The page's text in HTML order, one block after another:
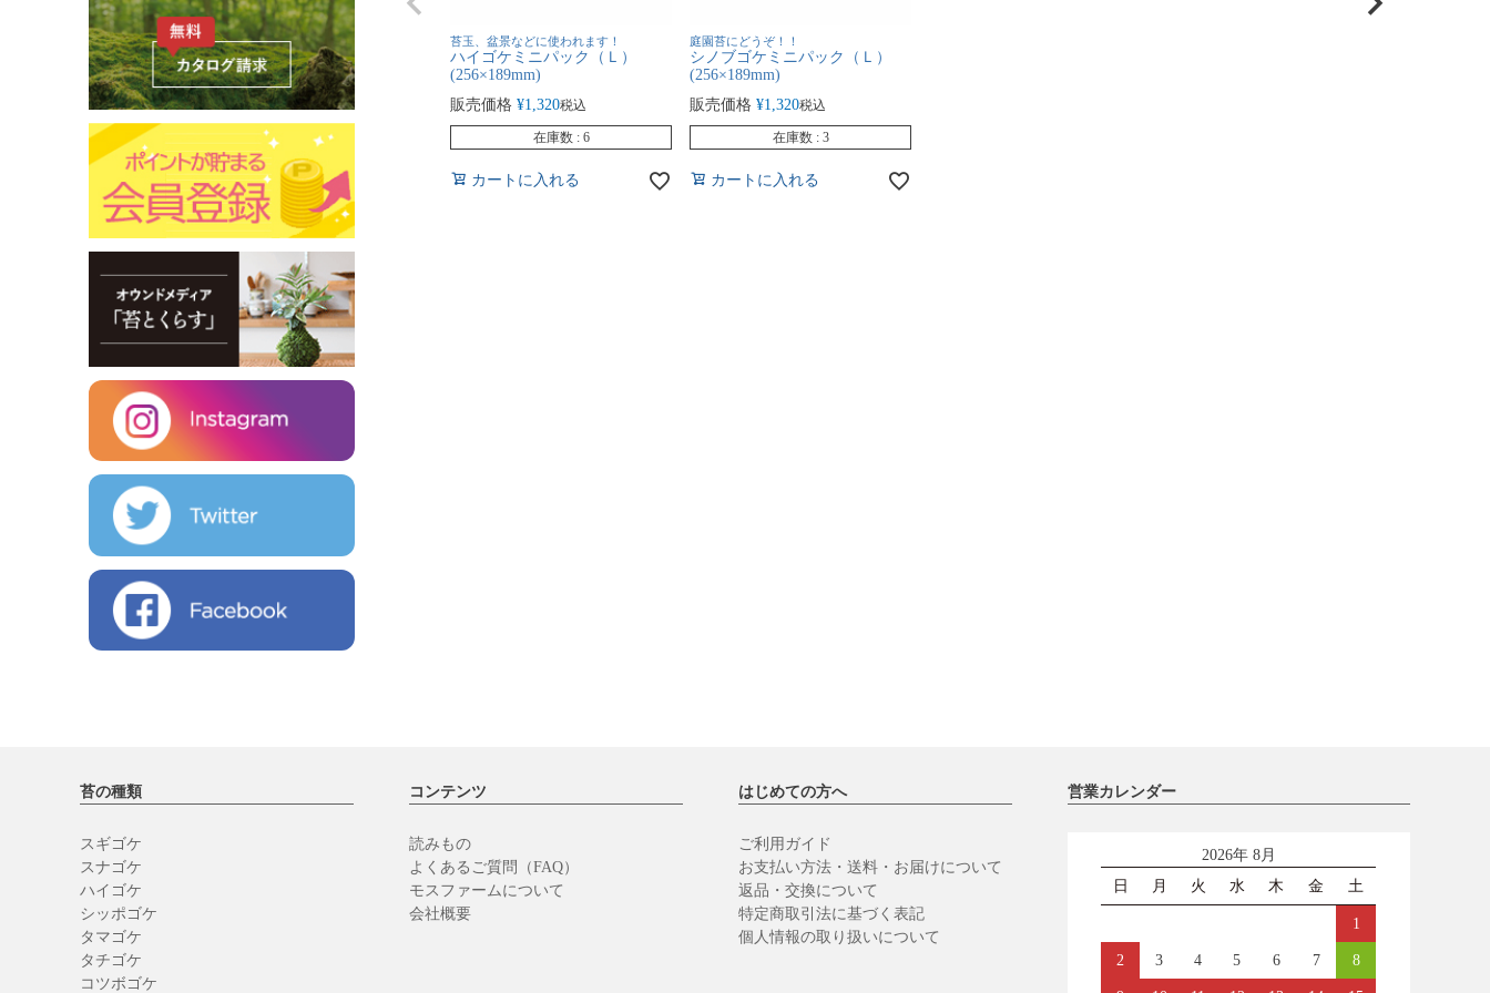
苔玉、盆景などに使われます！
ハイゴケミニパック（Ｌ）
(256×189mm)
販売価格 ¥1,320税込
在庫数 6
カートに入れる
庭園苔にどうぞ！！
シノブゴケミニパック（Ｌ）
(256×189mm)
販売価格 ¥1,320税込
在庫数 3
カートに入れる
苔の種類
スギゴケ
スナゴケ
ハイゴケ
シッポゴケ
タマゴケ
タチゴケ
コツボゴケ
コンテンツ
読みもの
よくあるご質問（FAQ）
モスファームについて
会社概要
はじめての方へ
ご利用ガイド
お支払い方法・送料・お届けについて
返品・交換について
特定商取引法に基づく表記
個人情報の取り扱いについて
営業カレンダー
2026年 8月
日
月 火 水 木 金 土
1
2 3 4 5 6 7 8